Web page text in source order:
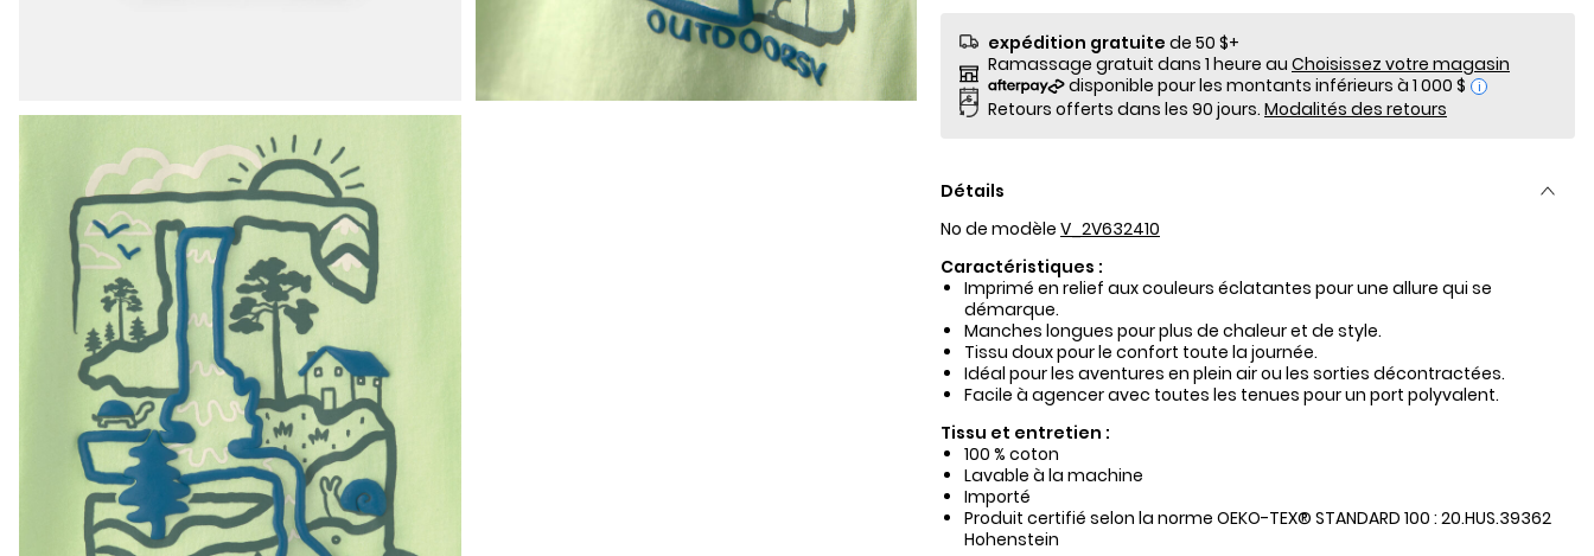
expédition gratuite de 50 $+
Ramassage gratuit dans 1 heure au Choisissez votre magasin
i
Retours offerts dans les 90 jours. Modalités des retours
Détails
No de modèle V_2V632410
Caractéristiques :
Imprimé en relief aux couleurs éclatantes pour une allure qui se
démarque.
Manches longues pour plus de chaleur et de style.
Tissu doux pour le confort toute la journée.
Idéal pour les aventures en plein air ou les sorties décontractées.
Facile à agencer avec toutes les tenues pour un port polyvalent.
Tissu et entretien :
100 % coton
Lavable à la machine
Importé
Produit certifié selon la norme OEKO-TEX® STANDARD 100 : 20.HUS.39362
Hohenstein